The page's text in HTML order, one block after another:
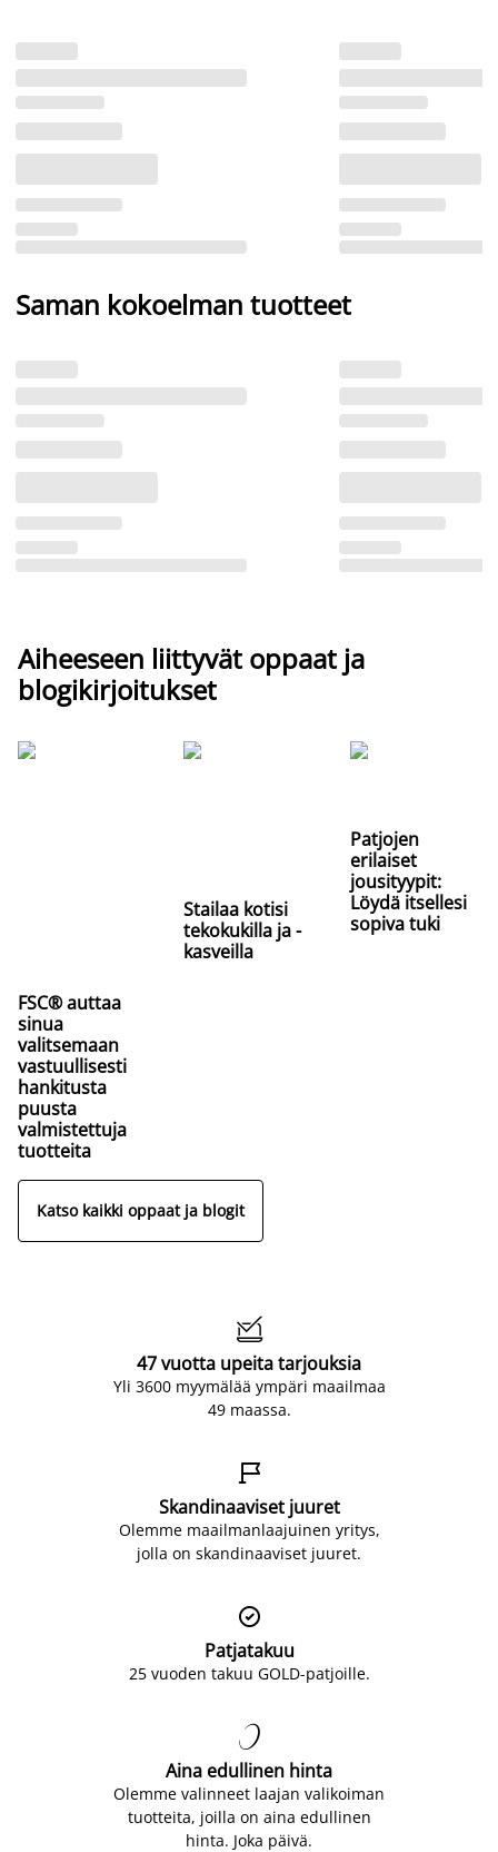
Saman kokoelman tuotteet
Aiheeseen liittyvät oppaat ja
blogikirjoitukset
FSC® auttaa
sinua
valitsemaan
vastuullisesti
hankitusta
puusta
valmistettuja
tuotteita
Stailaa kotisi
tekokukilla ja -
kasveilla
Patjojen
erilaiset
jousityypit:
Löydä itsellesi
sopiva tuki
Katso kaikki oppaat ja blogit

47 vuotta upeita tarjouksia
Yli 3600 myymälää ympäri maailmaa
49 maassa.

Skandinaaviset juuret
Olemme maailmanlaajuinen yritys,
jolla on skandinaaviset juuret.

Patjatakuu
25 vuoden takuu GOLD-patjoille.

Aina edullinen hinta
Olemme valinneet laajan valikoiman
tuotteita, joilla on aina edullinen
hinta. Joka päivä.